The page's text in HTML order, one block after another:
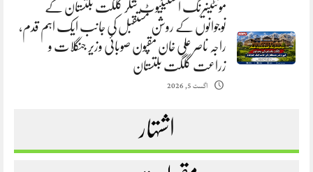
مونٹینیرنگ انسٹیٹیوٹ شگر گلگت بلتستان کے
نوجوانوں کے روشن مستقبل کی جانب ایک اہم قدم،
راجہ ناصر علی خان مقپون صوبائی وزیر جنگلات و
زراعت گلگت بلتستان
اگست 5, 2026
اشتہار